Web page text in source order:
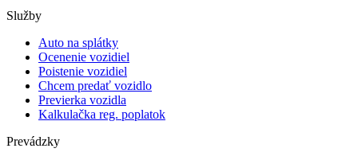
Služby
Auto na splátky
Ocenenie vozidiel
Poistenie vozidiel
Chcem predať vozidlo
Previerka vozidla
Kalkulačka reg. poplatok
Prevádzky